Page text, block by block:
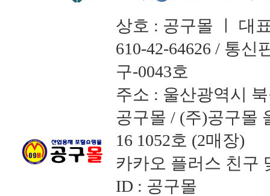
상호 : 공구몰 ㅣ 대
610-42-64626 / 통신
구-0043호
주소 : 울산광역시
공구몰 / (주)공구몰
16 1052호 (2매장)
카카오 플러스 친구
ID : 공구몰